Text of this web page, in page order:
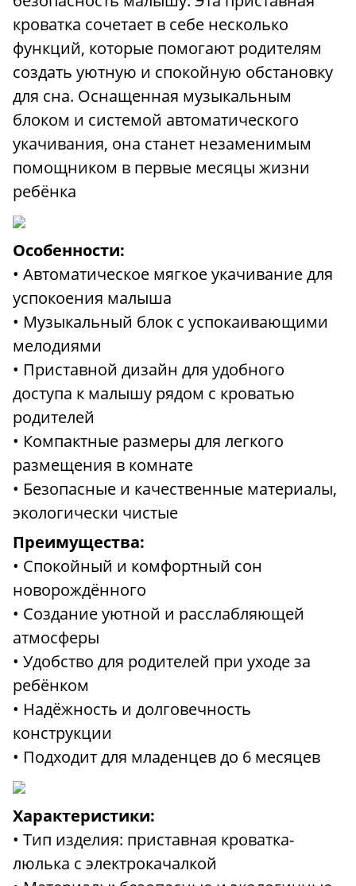
кроватка сочетает в себе несколько
функций, которые помогают родителям
создать уютную и спокойную обстановку
для сна. Оснащенная музыкальным
блоком и системой автоматического
укачивания, она станет незаменимым
помощником в первые месяцы жизни
ребёнка
Особенности:
• Автоматическое мягкое укачивание для
успокоения малыша
• Музыкальный блок с успокаивающими
мелодиями
• Приставной дизайн для удобного
доступа к малышу рядом с кроватью
родителей
• Компактные размеры для легкого
размещения в комнате
• Безопасные и качественные материалы,
экологически чистые
Преимущества:
• Спокойный и комфортный сон
новорождённого
• Создание уютной и расслабляющей
атмосферы
• Удобство для родителей при уходе за
ребёнком
• Надёжность и долговечность
конструкции
• Подходит для младенцев до 6 месяцев
Характеристики:
• Тип изделия: приставная кроватка-
люлька с электрокачалкой